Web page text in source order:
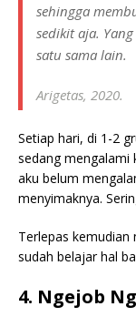
sehingga
sedikit aja.
satu sama lain.
Arigetas, 2020.
Setiap hari, di 1-2
sedang mengalami
aku belum
menyimaknya.
Terlepas kemudian
sudah belajar hal
4. Ngejob